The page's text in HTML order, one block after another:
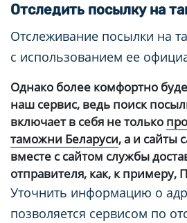
Отследить посылку на
Отслеживание посылки на
с использованием ее
Однако более комфортно
наш сервис, ведь поиск
включает в себя не только
таможни Беларуси, а и сайты
вместе с сайтом службы
отправителя, как, к примеру,
Уточнить информацию о
позволяется сервисом по